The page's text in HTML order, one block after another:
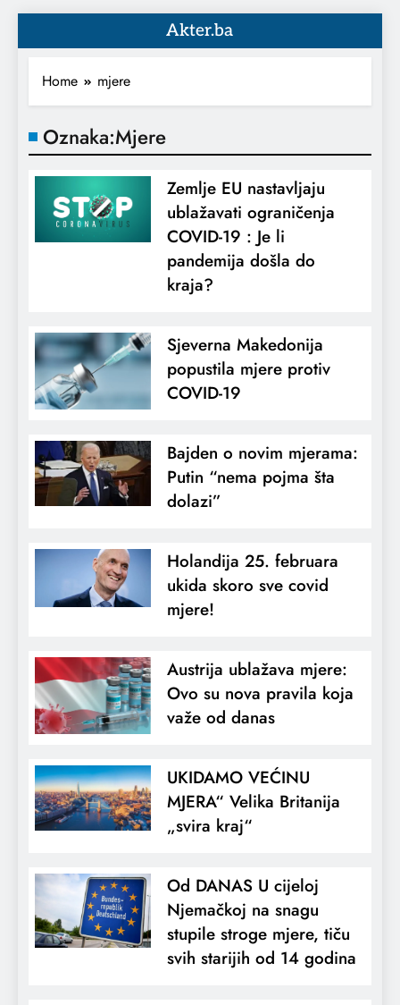
Akter.ba
Home mjere
Oznaka:Mjere
Zemlje EU nastavljaju
ublažavati ograničenja
COVID-19 : Je li
pandemija došla do
kraja?
Sjeverna Makedonija
popustila mjere protiv
COVID-19
Bajden o novim mjerama:
Putin “nema pojma šta
dolazi”
Holandija 25. februara
ukida skoro sve covid
mjere!
Austrija ublažava mjere:
Ovo su nova pravila koja
važe od danas
UKIDAMO VEĆINU
MJERA“ Velika Britanija
„svira kraj“
Od DANAS U cijeloj
Njemačkoj na snagu
stupile stroge mjere, tiču
svih starijih od 14 godina